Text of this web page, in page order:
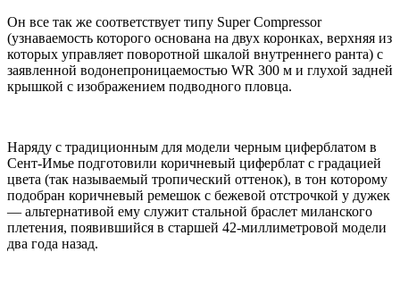
Он все так же соответствует типу Super Compressor
(узнаваемость которого основана на двух коронках, верхняя из
которых управляет поворотной шкалой внутреннего ранта) с
заявленной водонепроницаемостью WR 300 м и глухой задней
крышкой с изображением подводного пловца.
Наряду с традиционным для модели черным циферблатом в
Сент-Имье подготовили коричневый циферблат с градацией
цвета (так называемый тропический оттенок), в тон которому
подобран коричневый ремешок с бежевой отстрочкой у дужек
— альтернативой ему служит стальной браслет миланского
плетения, появившийся в старшей 42-миллиметровой модели
два года назад.